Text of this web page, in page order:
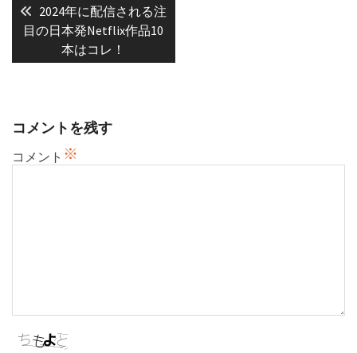
稿
ナ
ョ
ン
Previous
post:
2024年に配信される注
目の日本発Netflix作品10
本はコレ！
コメントを残す
コメント ※